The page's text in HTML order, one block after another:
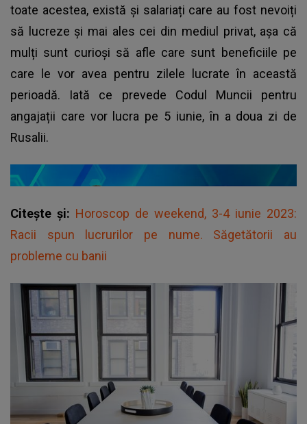
toate acestea, există și salariați care au fost nevoiți
să lucreze și mai ales cei din mediul privat, așa că
mulți sunt curioși să afle care sunt beneficiile pe
care le vor avea pentru zilele lucrate în această
perioadă. Iată ce prevede Codul Muncii pentru
angajații care vor lucra pe 5 iunie, în a doua zi de
Rusalii.
Citește și: Horoscop de weekend, 3-4 iunie 2023:
Racii spun lucrurilor pe nume. Săgetătorii au
probleme cu banii